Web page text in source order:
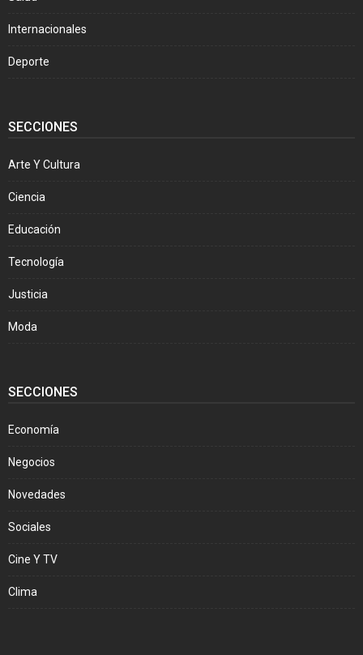
Internacionales
Deporte
SECCIONES
Arte Y Cultura
Ciencia
Educación
Tecnología
Justicia
Moda
SECCIONES
Economía
Negocios
Novedades
Sociales
Cine Y TV
Clima